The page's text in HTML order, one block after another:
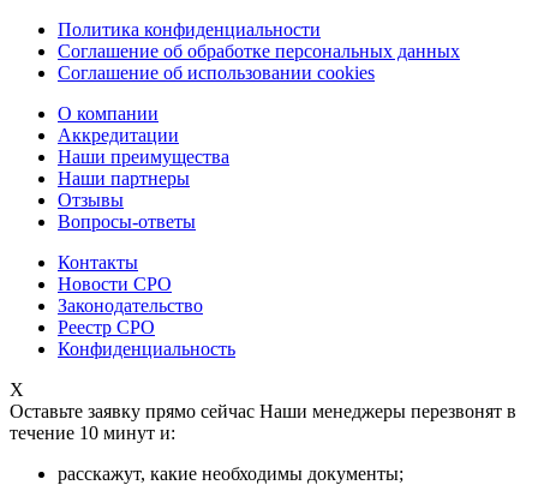
Политика конфиденциальности
Соглашение об обработке персональных данных
Соглашение об использовании cookies
О компании
Аккредитации
Наши преимущества
Наши партнеры
Отзывы
Вопросы-ответы
Контакты
Новости СРО
Законодательство
Реестр СРО
Конфиденциальность
X
Оставьте заявку прямо сейчас Наши менеджеры перезвонят в
течение 10 минут и:
расскажут, какие необходимы документы;